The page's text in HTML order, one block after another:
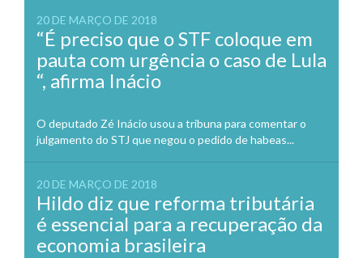
20 DE MARÇO DE 2018
“É preciso que o STF coloque em
pauta com urgência o caso de Lula
“, afirma Inácio
O deputado Zé Inácio usou a tribuna para comentar o
julgamento do STJ que negou o pedido de habeas...
20 DE MARÇO DE 2018
Hildo diz que reforma tributária
é essencial para a recuperação da
economia brasileira